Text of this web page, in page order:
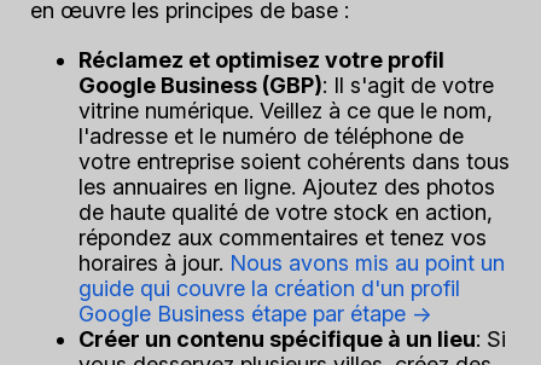
en œuvre les principes de base :
Réclamez et optimisez votre profil
Google Business (GBP): Il s'agit de votre
vitrine numérique. Veillez à ce que le nom,
l'adresse et le numéro de téléphone de
votre entreprise soient cohérents dans tous
les annuaires en ligne. Ajoutez des photos
de haute qualité de votre stock en action,
répondez aux commentaires et tenez vos
horaires à jour. Nous avons mis au point un
guide qui couvre la création d'un profil
Google Business étape par étape ->
Créer un contenu spécifique à un lieu: Si